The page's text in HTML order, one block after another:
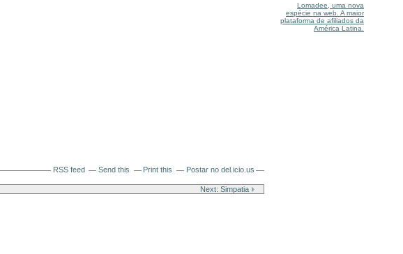
RSS feed Send this Print this Postar no del.icio.us
Next: Simpatia
Lomadee, uma nova
espécie na web. A maior
plataforma de afiliados da
América Latina.